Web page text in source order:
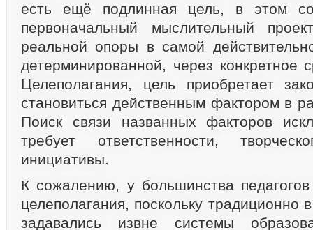
есть ещё подлинная цель, в этом
первоначальный мыслительный
реальной опоры в самой
детерминированной, через конкретное
Целеполагания, цель приобретает
становиться действенным фактором в
Поиск связи названных факторов
требует ответственности,
инициативы.
К сожалению, у большинства
целеполагания, поскольку традиционно
задавались извне системы